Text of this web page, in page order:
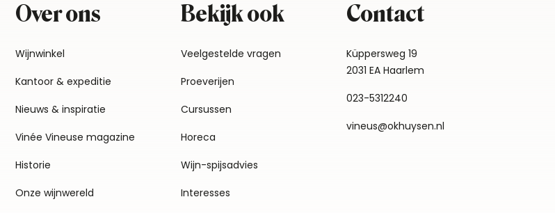
Over ons
Wijnwinkel
Kantoor & expeditie
Nieuws & inspiratie
Vinée Vineuse magazine
Historie
Onze wijnwereld
Bekijk ook
Veelgestelde vragen
Proeverijen
Cursussen
Horeca
Wijn-spijsadvies
Interesses
Contact
Küppersweg 19
2031 EA Haarlem
023-5312240
vineus@okhuysen.nl